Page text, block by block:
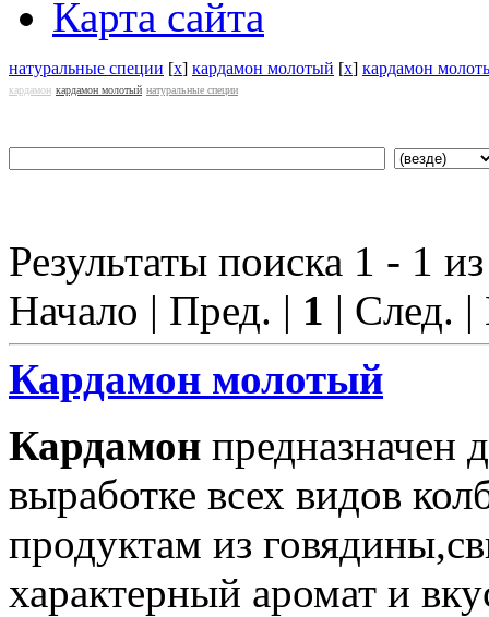
Карта сайта
натуральные специи [x] кардамон молотый [x] кардамон
кардамон кардамон молотый натуральные специи
Результаты поиска 1 - 1
Начало | Пред. | 1 | След.
Кардамон молотый
Кардамон предназначен
выработке всех видов
продуктам из
характерный аромат и